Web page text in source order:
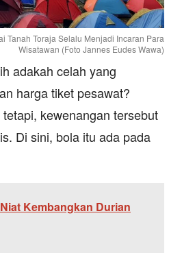
Tanah Toraja Selalu Menjadi Incaran Para
Wisatawan (Foto Jannes Eudes Wawa)
adakah celah yang
harga tiket pesawat?
kewenangan tersebut
Di sini, bola itu ada pada
Kembangkan Durian